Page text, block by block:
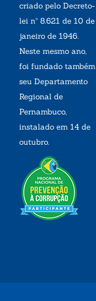
criado pelo Decreto-
lei nº 8.621 de 10 de
janeiro de 1946.
Neste mesmo ano,
foi fundado também
seu Departamento
Regional de
Pernambuco,
instalado em 14 de
outubro.